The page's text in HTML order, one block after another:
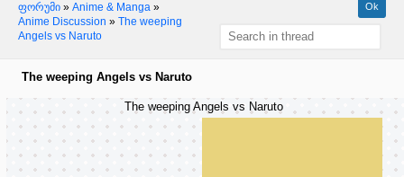
ფორუმი » Anime & Manga »
Anime Discussion » The weeping
Angels vs Naruto
The weeping Angels vs Naruto
The weeping Angels vs Naruto